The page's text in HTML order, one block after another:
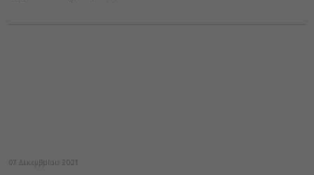
07 Δεκεμβρίου 2021